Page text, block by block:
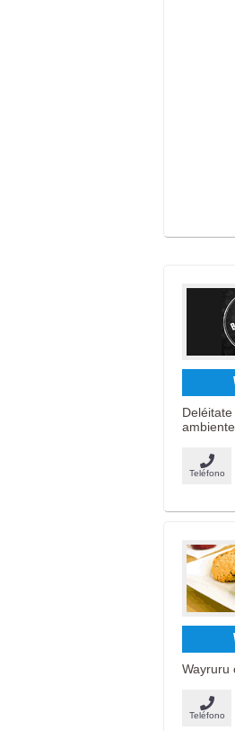
Teléfono
Wayruru
Teléfono